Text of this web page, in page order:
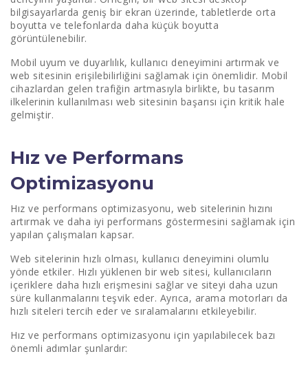
bilgisayarlarda geniş bir ekran üzerinde, tabletlerde orta
boyutta ve telefonlarda daha küçük boyutta
görüntülenebilir.
Mobil uyum ve duyarlılık, kullanıcı deneyimini artırmak ve
web sitesinin erişilebilirliğini sağlamak için önemlidir. Mobil
cihazlardan gelen trafiğin artmasıyla birlikte, bu tasarım
ilkelerinin kullanılması web sitesinin başarısı için kritik hale
gelmiştir.
Hız ve Performans
Optimizasyonu
Hız ve performans optimizasyonu, web sitelerinin hızını
artırmak ve daha iyi performans göstermesini sağlamak için
yapılan çalışmaları kapsar.
Web sitelerinin hızlı olması, kullanıcı deneyimini olumlu
yönde etkiler. Hızlı yüklenen bir web sitesi, kullanıcıların
içeriklere daha hızlı erişmesini sağlar ve siteyi daha uzun
süre kullanmalarını teşvik eder. Ayrıca, arama motorları da
hızlı siteleri tercih eder ve sıralamalarını etkileyebilir.
Hız ve performans optimizasyonu için yapılabilecek bazı
önemli adımlar şunlardır: